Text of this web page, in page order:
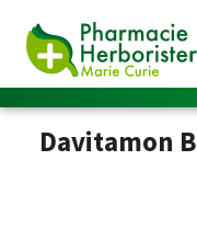
Davitamon